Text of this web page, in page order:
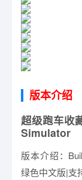
版本介绍
超级跑车收
Simulator
版本介绍：
绿色中文版|支